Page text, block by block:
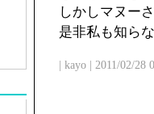
しかしマヌー
是非私も知ら
| kayo | 2011/02/28